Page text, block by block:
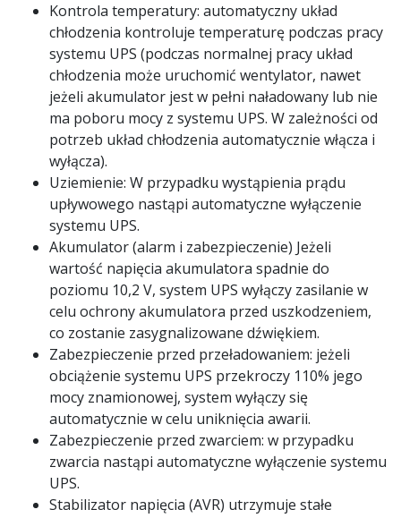
Kontrola temperatury: automatyczny układ
chłodzenia kontroluje temperaturę podczas pracy
systemu UPS (podczas normalnej pracy układ
chłodzenia może uruchomić wentylator, nawet
jeżeli akumulator jest w pełni naładowany lub nie
ma poboru mocy z systemu UPS. W zależności od
potrzeb układ chłodzenia automatycznie włącza i
wyłącza).
Uziemienie: W przypadku wystąpienia prądu
upływowego nastąpi automatyczne wyłączenie
systemu UPS.
Akumulator (alarm i zabezpieczenie) Jeżeli
wartość napięcia akumulatora spadnie do
poziomu 10,2 V, system UPS wyłączy zasilanie w
celu ochrony akumulatora przed uszkodzeniem,
co zostanie zasygnalizowane dźwiękiem.
Zabezpieczenie przed przeładowaniem: jeżeli
obciążenie systemu UPS przekroczy 110% jego
mocy znamionowej, system wyłączy się
automatycznie w celu uniknięcia awarii.
Zabezpieczenie przed zwarciem: w przypadku
zwarcia nastąpi automatyczne wyłączenie systemu
UPS.
Stabilizator napięcia (AVR) utrzymuje stałe